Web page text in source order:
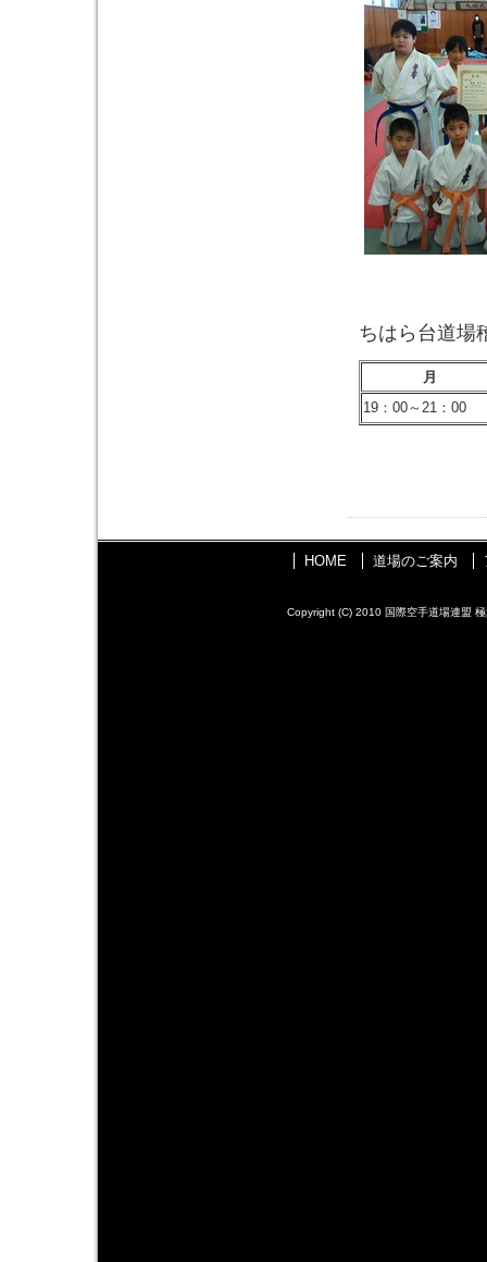
ちはら台道
月
19：00～21：00
HOME 道場のご案内
Copyright (C) 2010 国際空手道場連盟